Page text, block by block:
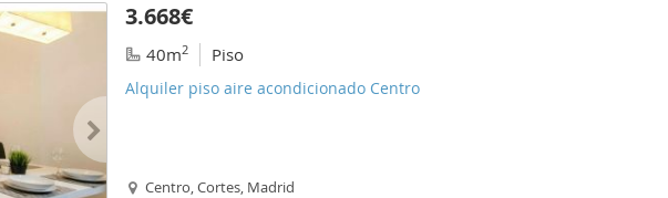
3.668€
40m2 Piso
Alquiler piso aire acondicionado Centro
Centro, Cortes, Madrid